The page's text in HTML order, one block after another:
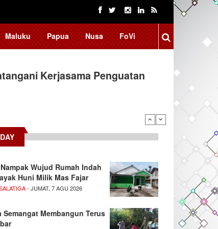
Maluku Papua Nusa FoVi
Kerjasama Penguatan
Wujud Rumah Indah
Huni Milik Mas Fajar
- JUMAT, 7 AGU 2026
Semangat Membangun Terus